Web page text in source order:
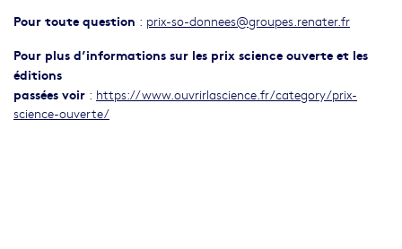
Pour toute question : prix-so-donnees@groupes.renater.fr
Pour plus d’informations sur les prix science ouverte et les
éditions
passées voir : https://www.ouvrirlascience.fr/category/prix-
science-ouverte/